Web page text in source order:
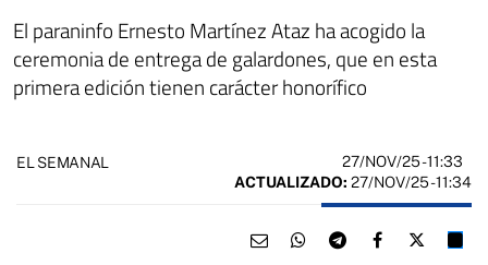
El paraninfo Ernesto Martínez Ataz ha acogido la
ceremonia de entrega de galardones, que en esta
primera edición tienen carácter honorífico
EL SEMANAL 27/NOV/25- 11:33
ACTUALIZADO: 27/NOV/25 - 11:34